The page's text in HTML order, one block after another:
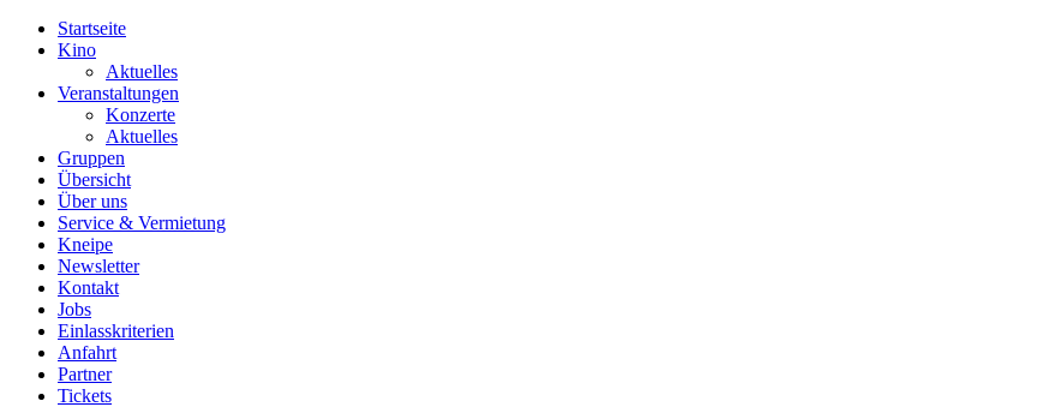
Startseite
Kino
Aktuelles
Veranstaltungen
Konzerte
Aktuelles
Gruppen
Übersicht
Über uns
Service & Vermietung
Kneipe
Newsletter
Kontakt
Jobs
Einlasskriterien
Anfahrt
Partner
Tickets